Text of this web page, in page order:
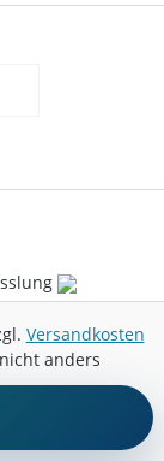
Versandkosten
anders
Reserved.